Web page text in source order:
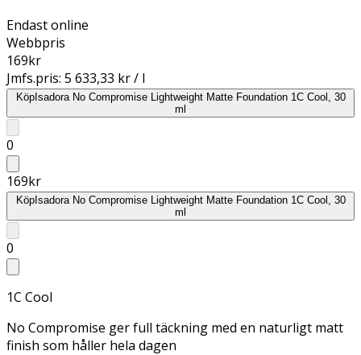
Endast online
Webbpris
169kr
Jmfs.pris: 5 633,33 kr / l
KöpIsadora No Compromise Lightweight Matte Foundation 1C Cool, 30
ml
0
169kr
KöpIsadora No Compromise Lightweight Matte Foundation 1C Cool, 30
ml
0
1C Cool
No Compromise ger full täckning med en naturligt matt
finish som håller hela dagen